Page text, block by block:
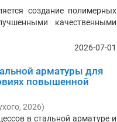
создание полимерных
качественными
2026-07-01
арматуры для
повышенной
, 2026)
в стальной арматуре и